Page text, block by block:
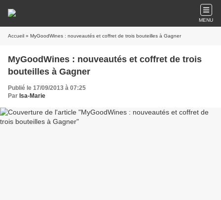
MENU
Accueil » MyGoodWines : nouveautés et coffret de trois bouteilles à Gagner
MyGoodWines : nouveautés et coffret de trois
bouteilles à Gagner
Publié le 17/09/2013 à 07:25
Par Isa-Marie